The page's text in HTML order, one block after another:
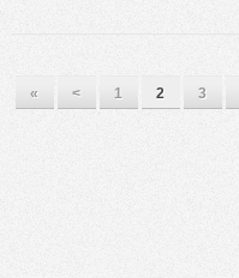
« < 1 2 3